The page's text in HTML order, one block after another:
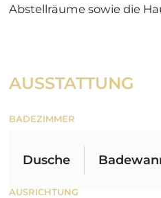
Abstellräume sowie die
AUSSTATTUNG
BADEZIMMER
Dusche
AUSRICHTUNG